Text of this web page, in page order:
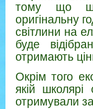
тому що
оригінальну
світлини на
буде
отримають
Окрім того
якій
отримували